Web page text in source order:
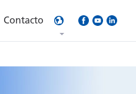
Contacto